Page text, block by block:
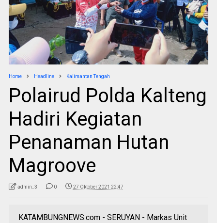
Home Headline Kalimantan Tengah
Polairud Polda Kalteng
Hadiri Kegiatan
Penanaman Hutan
Magroove
admin_3 0 27 Oktober 2021 22:47
KATAMBUNGNEWS.com - SERUYAN - Markas Unit